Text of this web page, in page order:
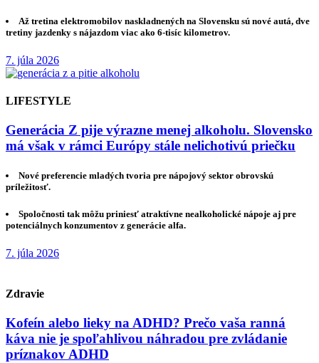
Až tretina elektromobilov naskladnených na Slovensku sú nové autá, dve
tretiny jazdenky s nájazdom viac ako 6-tisíc kilometrov.
7. júla 2026
LIFESTYLE
Generácia Z pije výrazne menej alkoholu. Slovensko
má však v rámci Európy stále nelichotivú priečku
Nové preferencie mladých tvoria pre nápojový sektor obrovskú
príležitosť.
Spoločnosti tak môžu priniesť atraktívne nealkoholické nápoje aj pre
potenciálnych konzumentov z generácie alfa.
7. júla 2026
Zdravie
Kofeín alebo lieky na ADHD? Prečo vaša ranná
káva nie je spoľahlivou náhradou pre zvládanie
príznakov ADHD